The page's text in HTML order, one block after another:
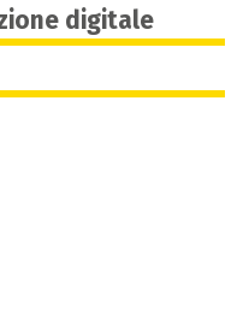
digitale